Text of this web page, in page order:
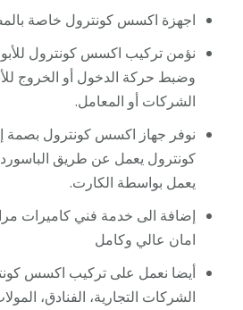
اجهزة اكسس كونترول خاصة
نؤمن تركيب اكسس كونترول
وضبط حركة الدخول أو الخروج
الشركات أو المعامل.
نوفر جهاز اكسس كونترول
كونترول يعمل عن طريق
يعمل بواسطة الكارت.
إضافة الى خدمة فني كاميرات
امان عالي وكامل
أيضا نعمل على تركيب اكسس
الشركات التجارية، الفنادق،